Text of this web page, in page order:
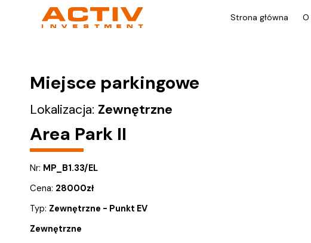
Strona główna
Miejsce parkingowe
Lokalizacja: Zewnętrzne
Area Park II
Nr: MP_B1.33/EL
Cena: 28000zł
Typ: Zewnętrzne - Punkt EV
Zewnętrzne